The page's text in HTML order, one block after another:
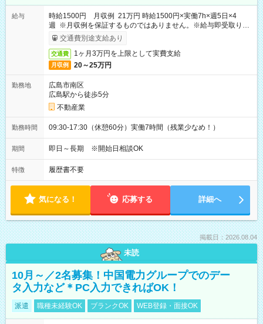
給与
時給1500円 月収例 21万円 時給1500円×実働7h×週5日×4
週 ※月収例を保証するものではありません。※給与即受取りサ
ービス利用可（利用条件有）
交通費別途支給あり
交通費 1ヶ月3万円を上限として実費支給
月収例 20～25万円
勤務地
広島市南区
広島駅から徒歩5分
不動産業
勤務時間 09:30-17:30（休憩60分）実働7時間（残業少なめ！）
期間 即日～長期 ※開始日相談OK
特徴 履歴書不要
気になる！ 応募する 詳細へ
掲載日：2026.08.04
未読
10月～／2名募集！中国電力グループでのデー
タ入力など＊PC入力できればOK！
派遣 職種未経験OK ブランクOK WEB登録・面接OK